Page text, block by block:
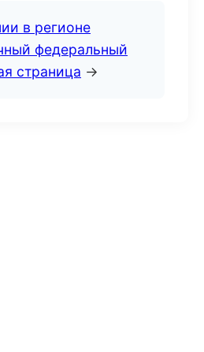
в регионе
федеральный
страница →